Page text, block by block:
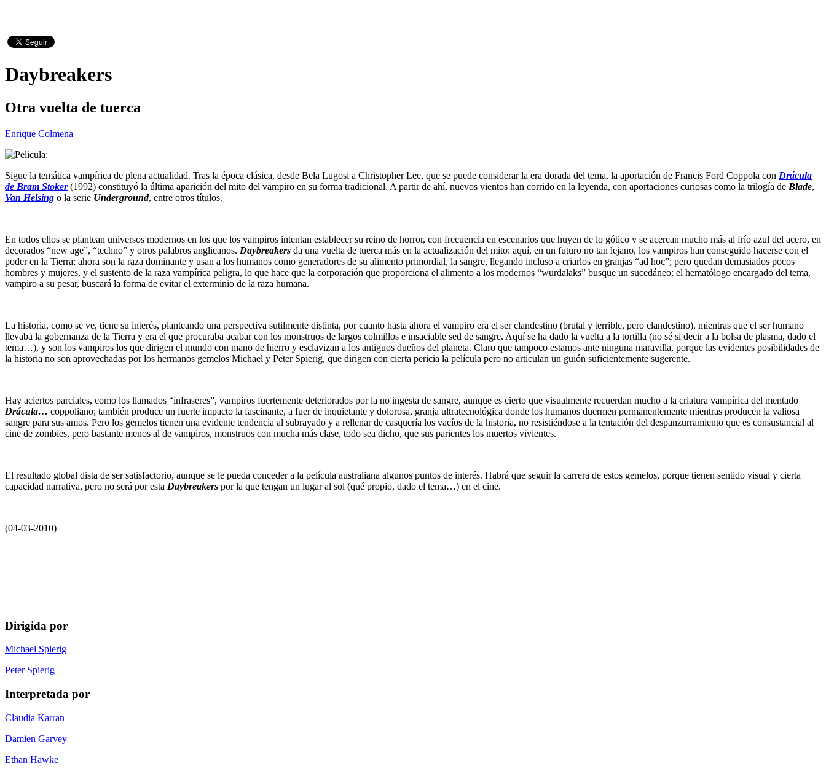
Daybreakers
Otra vuelta de tuerca
Enrique Colmena
Sigue la temática vampírica de plena actualidad. Tras la época clásica, desde Bela Lugosi a Christopher Lee, que se puede considerar la era dorada del tema, la aportación de Francis Ford Coppola con Drácula
de Bram Stoker(1992) constituyó la última aparición del mito del vampiro en su forma tradicional. A partir de ahí, nuevos vientos han corrido en la leyenda, con aportaciones curiosas como la trilogía de Blade,
Van Helsing o la serie Underground, entre otros títulos.
En todos ellos se plantean universos modernos en los que los vampiros intentan establecer su reino de horror, con frecuencia en escenarios que huyen de lo gótico y se acercan mucho más al frío azul del acero, en
decorados “new age”, “techno” y otros palabros anglicanos. Daybreakers da una vuelta de tuerca más en la actualización del mito: aquí, en un futuro no tan lejano, los vampiros han conseguido hacerse con el
poder en la Tierra; ahora son la raza dominante y usan a los humanos como generadores de su alimento primordial, la sangre, llegando incluso a criarlos en granjas “ad hoc”; pero quedan demasiados pocos
hombres y mujeres, y el sustento de la raza vampírica peligra, lo que hace que la corporación que proporciona el alimento a los modernos “wurdalaks” busque un sucedáneo; el hematólogo encargado del tema,
vampiro a su pesar, buscará la forma de evitar el exterminio de la raza humana.
La historia, como se ve, tiene su interés, planteando una perspectiva sutilmente distinta, por cuanto hasta ahora el vampiro era el ser clandestino (brutal y terrible, pero clandestino), mientras que el ser humano
llevaba la gobernanza de la Tierra y era el que procuraba acabar con los monstruos de largos colmillos e insaciable sed de sangre. Aquí se ha dado la vuelta a la tortilla (no sé si decir a la bolsa de plasma, dado el
tema…), y son los vampiros los que dirigen el mundo con mano de hierro y esclavizan a los antiguos dueños del planeta. Claro que tampoco estamos ante ninguna maravilla, porque las evidentes posibilidades de
la historia no son aprovechadas por los hermanos gemelos Michael y Peter Spierig, que dirigen con cierta pericia la película pero no articulan un guión suficientemente sugerente.
Hay aciertos parciales, como los llamados “infraseres”, vampiros fuertemente deteriorados por la no ingesta de sangre, aunque es cierto que visualmente recuerdan mucho a la criatura vampírica del mentado
Drácula… coppoliano; también produce un fuerte impacto la fascinante, a fuer de inquietante y dolorosa, granja ultratecnológica donde los humanos duermen permanentemente mientras producen la valiosa
sangre para sus amos. Pero los gemelos tienen una evidente tendencia al subrayado y a rellenar de casquería los vacíos de la historia, no resistiéndose a la tentación del despanzurramiento que es consustancial al
cine de zombies, pero bastante menos al de vampiros, monstruos con mucha más clase, todo sea dicho, que sus parientes los muertos vivientes.
El resultado global dista de ser satisfactorio, aunque se le pueda conceder a la película australiana algunos puntos de interés. Habrá que seguir la carrera de estos gemelos, porque tienen sentido visual y cierta
capacidad narrativa, pero no será por esta Daybreakers por la que tengan un lugar al sol (qué propio, dado el tema…) en el cine.
(04-03-2010)
Dirigida por
Michael Spierig
Peter Spierig
Interpretada por
Claudia Karran
Damien Garvey
Ethan Hawke